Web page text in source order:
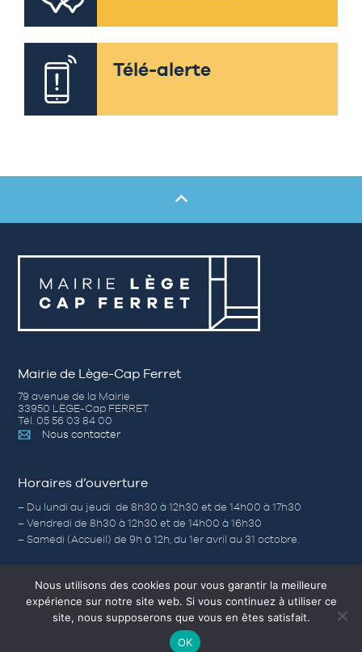
Télé-alerte
Mairie de Lège-Cap Ferret
79 avenue de la Mairie
33950 LÈGE-Cap FERRET
Tél. 05 56 03 84 00
Nous contacter
Horaires d’ouverture
– Du lundi au jeudi de 8h30 à 12h30 et de 14h00 à 17h30
– Vendredi de 8h30 à 12h30 et de 14h00 à 16h30
– Samedi (Accueil) de 9h à 12h, du 1er avril au 31 octobre.
Nos autres sites
Corps-morts
Nous utilisons des cookies pour vous garantir la meilleure
expérience sur notre site web. Si vous continuez à utiliser ce
site, nous supposerons que vous en êtes satisfait.
OK